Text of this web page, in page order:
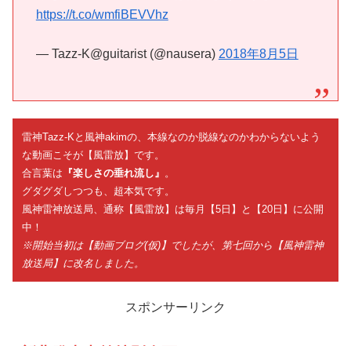
https://t.co/wmfiBEVVhz
— Tazz-K@guitarist (@nausera) 2018年8月5日
雷神Tazz-Kと風神akimの、本線なのか脱線なのかわからないよう
な動画こそが【風雷放】です。
合言葉は 『楽しさの垂れ流し』 。
グダグダしつつも、超本気です。
風神雷神放送局、通称【風雷放】は毎月【5日】と【20日】に公開
中！
※開始当初は【動画ブログ(仮)】でしたが、第七回から【風神雷神
放送局】に改名しました。
スポンサーリンク